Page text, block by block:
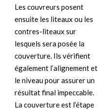
Les couvreurs posent
ensuite les liteaux ou les
contres-liteaux sur
lesquels sera posée la
couverture. Ils vérifient
également l’alignement et
le niveau pour assurer un
résultat final impeccable.
La couverture est l’étape